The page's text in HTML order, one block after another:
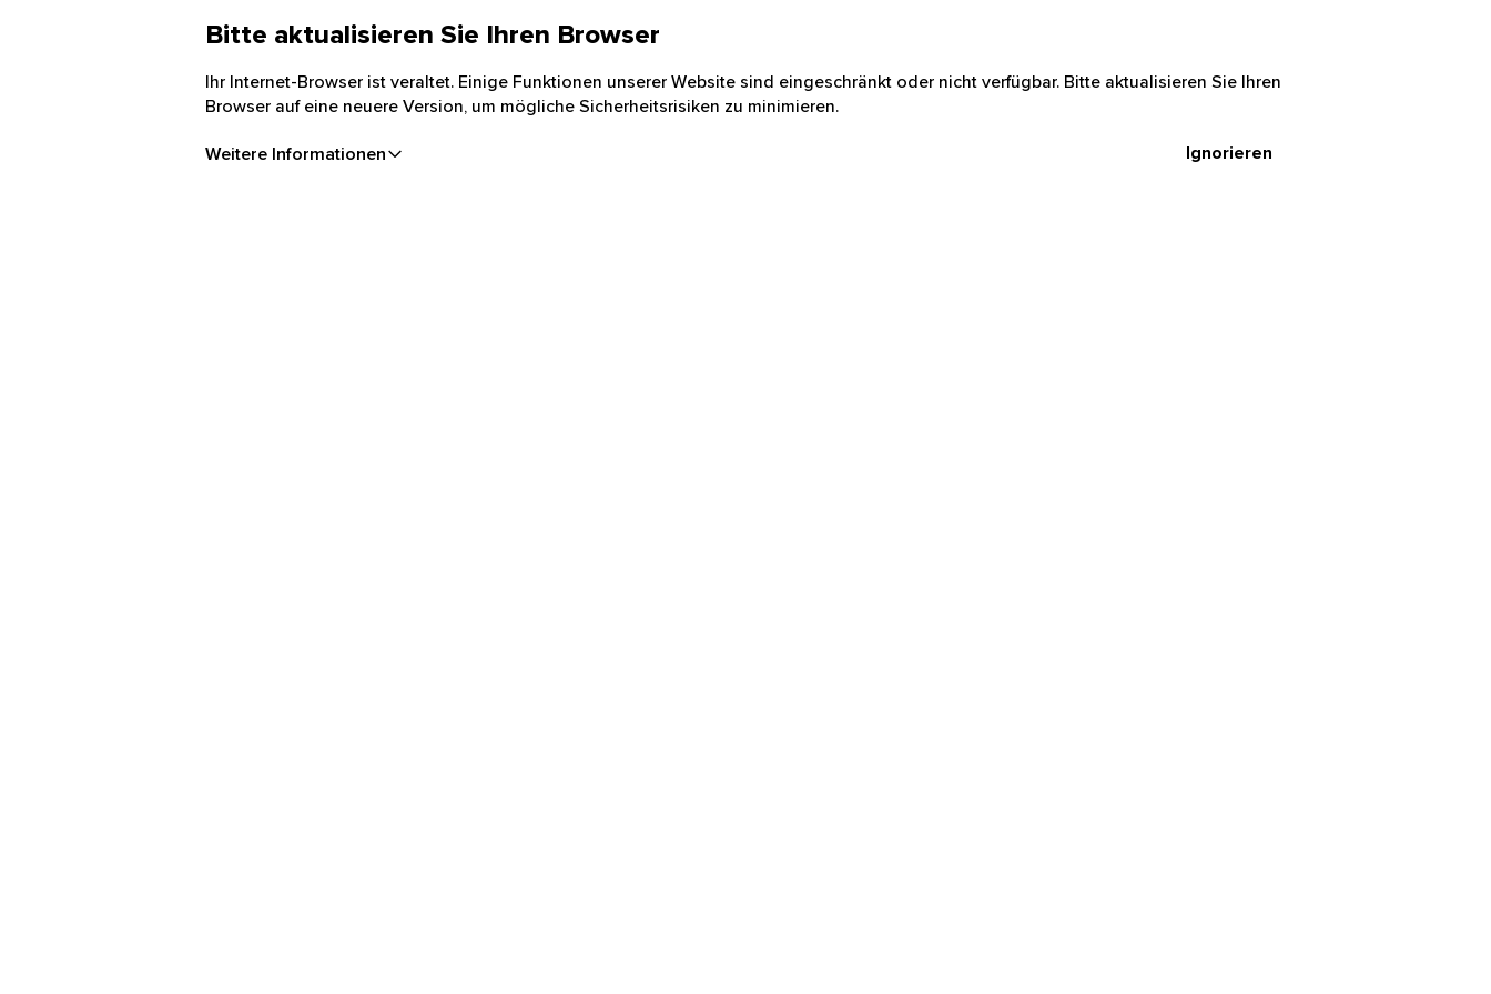
Bitte aktualisieren Sie Ihren Browser
Ihr Internet-Browser ist veraltet. Einige Funktionen unserer Website sind eingeschränkt oder nicht verfügbar. Bitte aktualisieren Sie Ihren
Browser auf eine neuere Version, um mögliche Sicherheitsrisiken zu minimieren.
Weitere Informationen Ignorieren